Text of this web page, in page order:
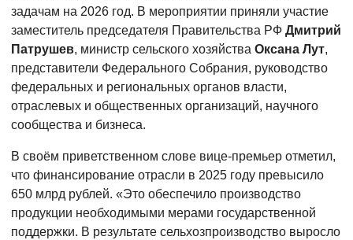
задачам на 2026 год. В мероприятии приняли участие
заместитель председателя Правительства РФДмитрий
Патрушев, министр сельского хозяйстваОксана Лут,
представители Федерального Собрания, руководство
федеральных и региональных органов власти,
отраслевых и общественных организаций, научного
сообщества и бизнеса.
В своём приветственном слове вице-премьер отметил,
что финансирование отрасли в 2025 году превысило
650 млрд рублей. «Это обеспечило производство
продукции необходимыми мерами государственной
поддержки. В результате сельхозпроизводство выросло